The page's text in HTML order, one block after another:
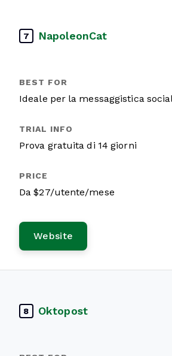
7 NapoleonCat
Ideale per la messaggistica
Prova gratuita di 14 giorni
Da $27/utente/mese
Website
8 Oktopost